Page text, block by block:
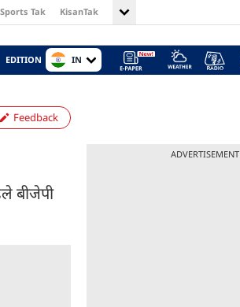
Sports Tak KisanTak
EDITION IN
Feedback
बीजेपी
ADVERTISEMENT